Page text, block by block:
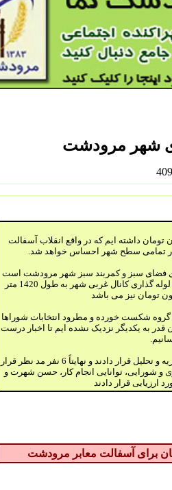
409
نیز با انعقاد تفاهم نامه ای به مبلغ 819 میلیون تومان داشته ایم که در واقع انقلاب آسفالت
تمامی سطح شهر احساس خواهد شد.
فضای سبز و کمربند سبز شهر مرودشت است
که حدود 34 هکتار را در بر می گیرد و هم چنین شروع عملیات لوله گذاری کانال غربی شهر به طول 1420 متر
تومان نیز می باشد
گروه شکست خورده و مطرود انتخابات شوراها
قدر به یکدیگر نزدیک نشده ایم تا اخبار درست
اعضا شورای سوم در گام اول گزینه های شهرداری را مورد تجزیه و تحلیل قرار دادند و نهایتاً 6 نفر مد نظر قرار
و شورایی، توانایی انجام کار، حسن شهرت و
ارزیابی قرار دادند
برای آسفالت معابر مرودشت